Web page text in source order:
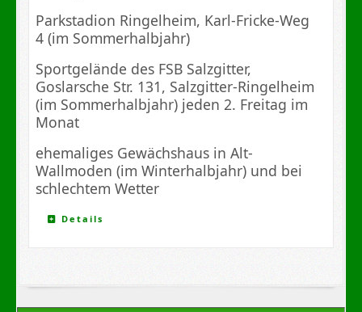
Parkstadion Ringelheim, Karl-Fricke-Weg
4 (im Sommerhalbjahr)
Sportgelände des FSB Salzgitter,
Goslarsche Str. 131, Salzgitter-Ringelheim
(im Sommerhalbjahr) jeden 2. Freitag im
Monat
ehemaliges Gewächshaus in Alt-
Wallmoden (im Winterhalbjahr) und bei
schlechtem Wetter
Details